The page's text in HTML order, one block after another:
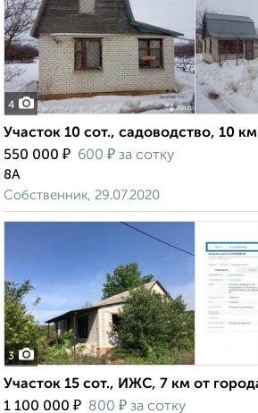
4
Участок 10 сот., садоводство, 10
550 000 ₽ 600 ₽ за сотку
8А
Собственник, 29.07.2020
3
Участок 15 сот., ИЖС, 7 км от
1 100 000 ₽ 800 ₽ за сотку